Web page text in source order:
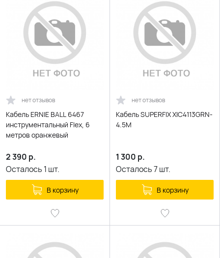
нет отзывов
Кабель ERNIE BALL 6467
инструментальный Flex, 6
метров оранжевый
2 390 р.
Осталось 1 шт.
В корзину
нет отзывов
Кабель SUPERFIX XIC4113GRN-
4.5M
1 300 р.
Осталось7шт.
В корзину